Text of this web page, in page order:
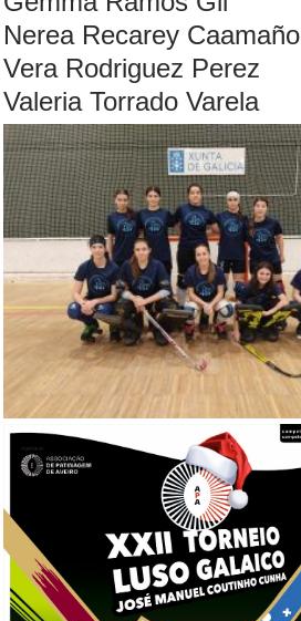
Nerea Recarey Caamaño
Vera Rodriguez Perez
Valeria Torrado Varela